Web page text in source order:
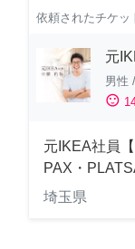
依頼されたチケッ
元
男性 /
sentiment_satisfied
元IKEA社員
PAX・
埼玉県